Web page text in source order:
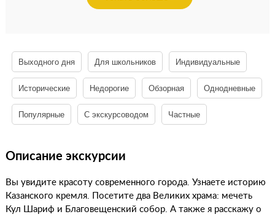
Выходного дня Для школьников Индивидуальные
Исторические Недорогие Обзорная Однодневные
Популярные С экскурсоводом Частные
Описание экскурсии
Вы увидите красоту современного города. Узнаете историю
Казанского кремля. Посетите два Великих храма: мечеть
Кул Шариф и Благовещенский собор. А также я расскажу о